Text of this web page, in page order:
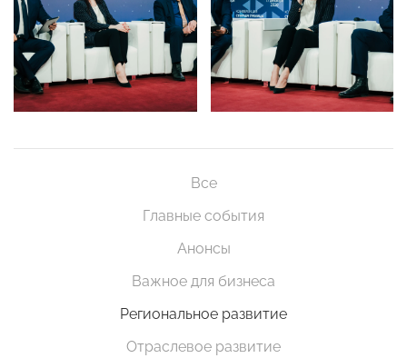
Все
Главные события
Анонсы
Важное для бизнеса
Региональное развитие
Отраслевое развитие